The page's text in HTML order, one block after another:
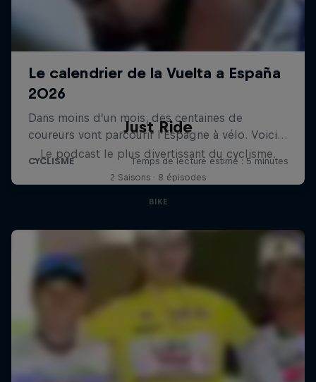
Just Ride
Le podcast le plus divertissant du cyclisme.
2 Saisons · 8 épisodes
BIKE